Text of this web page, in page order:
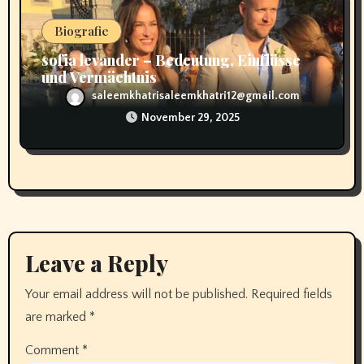
Biografie
sofia levander – Bedeutung, Einflüsse
und Vermächtnis
saleemkhatrisaleemkhatri12@gmail.com
November 29, 2025
Leave a Reply
Your email address will not be published. Required fields
are marked *
Comment *